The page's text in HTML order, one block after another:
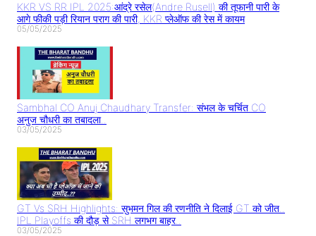
KKR VS RR IPL 2025:आंद्रे रसेल(Andre Rusell) की तूफानी पारी के
आगे फीकी पड़ी रियान पराग की पारी, KKR प्लेऑफ की रेस में कायम
05/05/2025
Sambhal CO Anuj Chaudhary Transfer: संभल के चर्चित CO
अनुज चौधरी का तबादला..
03/05/2025
GT Vs SRH Highlights: सुभमन गिल की रणनीति ने दिलाई GT को जीत..
IPL Playoffs की दौड़ से SRH लगभग बाहर..
03/05/2025